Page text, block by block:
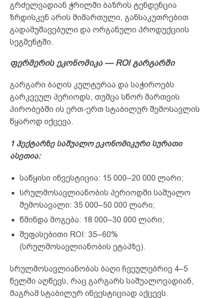
გრძელვადიან ჭრილში ბაზრის ტენდენცია
ზრდისკენ არის მიმართული, განსაკუთრებით
გადამუშავებული და ორგანული პროდუქციის
სეგმენტში.
ფერმერის ეკონომიკა — ROI გარგარში
გარგარი ბაღის კულტურაა და საჭიროებს
გარკვეულ პერიოდს, თუმცა სწორ მართვის
პირობებში ის ერთ-ერთ სტაბილურ შემოსავლის
წყაროდ იქცევა.
1 ჰექტარზე საშუალო ეკონომიკური სურათი
ასეთია:
საწყისი ინვესტიცია: 15 000–20 000 ლარი;
სრულმოსავლიანობის პერიოდში საშუალო
შემოსავალი: 35 000–50 000 ლარი;
წმინდა მოგება: 18 000–30 000 ლარი;
შეფასებითი ROI: 35–60%
(სრულმოსავლიანობის ეტაპზე).
სრულმოსავლიანობას ბაღი ჩვეულებრივ 4–5
წელში აღწევს, რაც გარგარს საშუალოვადიან,
მაგრამ სტაბილურ ინვესტიციად აქცევს.